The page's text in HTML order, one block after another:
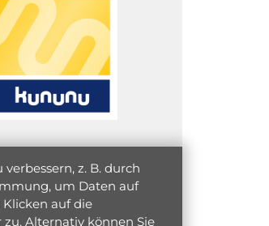
z. B. durch
um Daten auf
auf die
Alternativ können Sie